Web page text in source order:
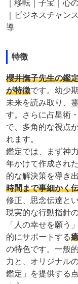
｜移転｜子宝｜心
｜ビジネスチャン
導
特徴
櫻井撫子先生の鑑
が特徴です。幼少
未来を読み取り、
す。さらに占星術
で、多角的な視点
れます。
鑑定では、まず神
年かけて作成され
的な解決策を導き
時間まで事細かく
修正、思念伝達と
現実的な行動指針
「人の幸せを願う
的にサポートする
の特色です。一般
力と、オリジナル
鑑定」を提供する